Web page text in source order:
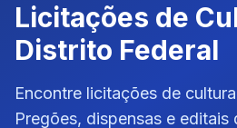
Licitações de
Distrito Federal
Encontre licitações de
Pregões, dispensas e editais